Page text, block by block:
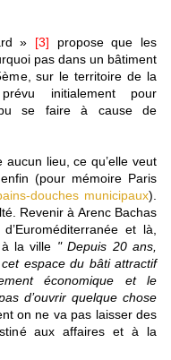
» [3] propose que les
pas dans un bâtiment
sur le territoire de la
initialement pour
pu se faire à cause de
aucun lieu, ce qu’elle veut
(pour mémoire Paris
douches municipaux).
Revenir à Arenc Bachas
et là,
la ville " Depuis 20 ans,
espace du bâti attractif
économique et le
d’ouvrir quelque chose
on ne va pas laisser des
aux affaires et à la